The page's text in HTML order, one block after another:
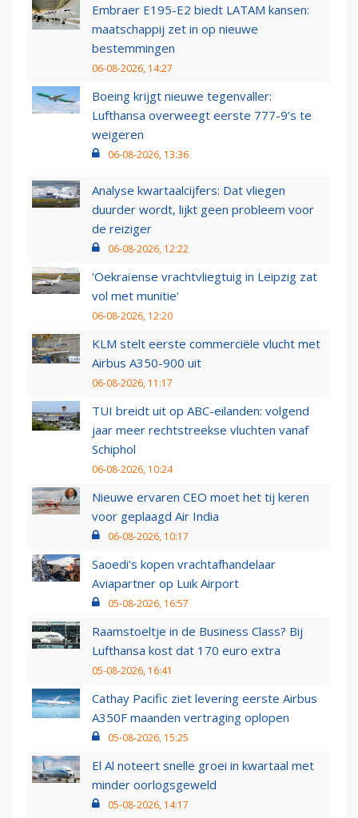
Embraer E195-E2 biedt LATAM kansen:
maatschappij zet in op nieuwe
bestemmingen
06-08-2026, 14:27
Boeing krijgt nieuwe tegenvaller:
Lufthansa overweegt eerste 777-9’s te
weigeren
06-08-2026, 13:36
Analyse kwartaalcijfers: Dat vliegen
duurder wordt, lijkt geen probleem voor
de reiziger
06-08-2026, 12:22
'Oekraïense vrachtvliegtuig in Leipzig zat
vol met munitie'
06-08-2026, 12:20
KLM stelt eerste commerciële vlucht met
Airbus A350-900 uit
06-08-2026, 11:17
TUI breidt uit op ABC-eilanden: volgend
jaar meer rechtstreekse vluchten vanaf
Schiphol
06-08-2026, 10:24
Nieuwe ervaren CEO moet het tij keren
voor geplaagd Air India
06-08-2026, 10:17
Saoedi’s kopen vrachtafhandelaar
Aviapartner op Luik Airport
05-08-2026, 16:57
Raamstoeltje in de Business Class? Bij
Lufthansa kost dat 170 euro extra
05-08-2026, 16:41
Cathay Pacific ziet levering eerste Airbus
A350F maanden vertraging oplopen
05-08-2026, 15:25
El Al noteert snelle groei in kwartaal met
minder oorlogsgeweld
05-08-2026, 14:17